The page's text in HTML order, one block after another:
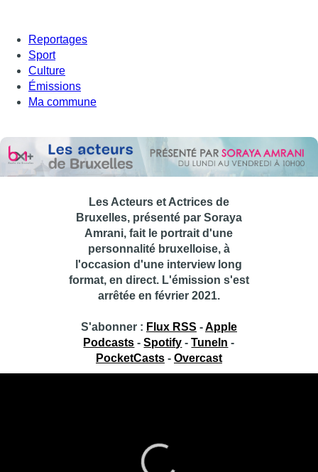
Reportages
Sport
Culture
Émissions
Ma commune
Les Acteurs et Actrices de
Bruxelles, présenté par Soraya
Amrani, fait le portrait d'une
personnalité bruxelloise, à
l'occasion d'une interview long
format, en direct. L'émission s'est
arrêtée en février 2021.
S'abonner : Flux RSS -Apple
Podcasts -Spotify -TuneIn -
PocketCasts- Overcast